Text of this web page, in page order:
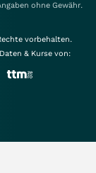
ohne Gewähr.
vorbehalten.
Daten & Kurse von: